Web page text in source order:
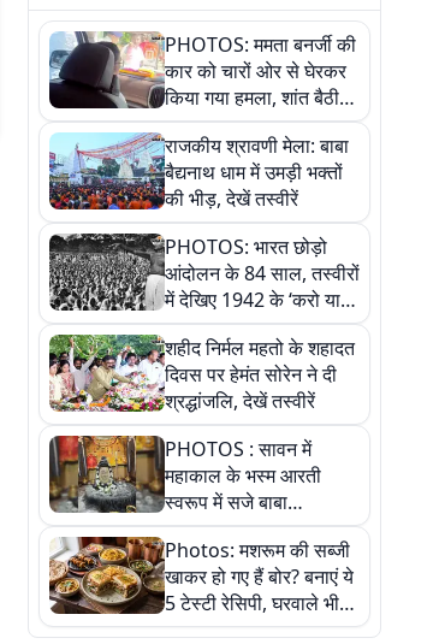
PHOTOS: ममता बनर्जी की
कार को चारों ओर से घेरकर
किया गया हमला, शांत बैठी
रहीं तृणमूल सुप्रीमो
राजकीय श्रावणी मेला: बाबा
बैद्यनाथ धाम में उमड़ी भक्तों
की भीड़, देखें तस्वीरें
PHOTOS: भारत छोड़ो
आंदोलन के 84 साल, तस्वीरों
में देखिए 1942 के ‘करो या
मरो’ आंदोलन की कहानी
शहीद निर्मल महतो के शहादत
दिवस पर हेमंत सोरेन ने दी
श्रद्धांजलि, देखें तस्वीरें
PHOTOS : सावन में
महाकाल के भस्म आरती
स्वरूप में सजे बाबा
औघड़दानी, तस्वीरों में करें
अद्भुत दर्शन
Photos: मशरूम की सब्जी
खाकर हो गए हैं बोर? बनाएं ये
5 टेस्टी रेसिपी, घरवाले भी
मांगेंगे बार-बार